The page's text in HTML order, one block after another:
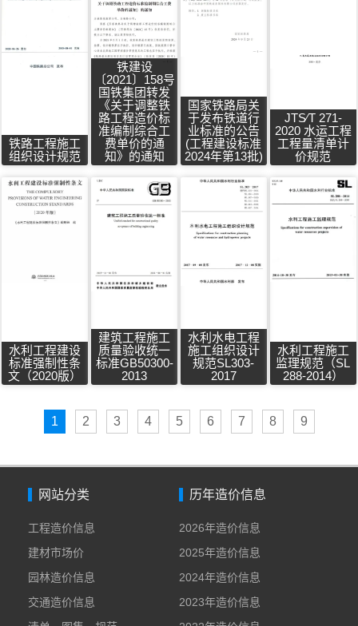
铁路工程施工
组织设计规范
铁建设
〔2021〕158号
国铁集团转发
《关于调整铁
路工程造价标
准编制综合工
费单价的通
知》的通知
国家铁路局关
于发布铁道行
业标准的公告
(工程建设标准
2024年第13批)
JTS∕T 271-
2020 水运工程
工程量清单计
价规范
水利工程建设
标准强制性条
文（2020版）
建筑工程施工
质量验收统一
标准GB50300-
2013
水利水电工程
施工组织设计
规范SL303-
2017
水利工程施工
监理规范（SL
288-2014）
1 2 3 4 5 6 7 8 9
网站分类
工程造价信息
建材市场价
园林造价信息
交通造价信息
历年造价信息
2026年造价信息
2025年造价信息
2024年造价信息
2023年造价信息